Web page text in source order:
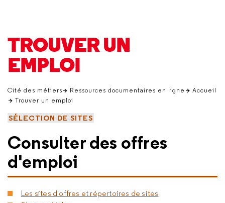
TROUVER UN
EMPLOI
Cité des métiers Ressources documentaires en ligne
Accueil
Trouver un emploi
SÉLECTION DE SITES
Consulter des offres
d'emploi
Les sites d'offres et répertoires de sites